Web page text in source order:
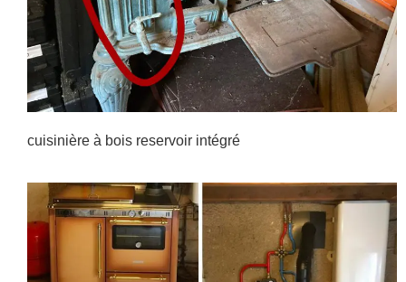
cuisinière à bois reservoir intégré